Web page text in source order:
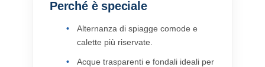
Perché è speciale
Alternanza di spiagge comode e
calette più riservate.
Acque trasparenti e fondali ideali per